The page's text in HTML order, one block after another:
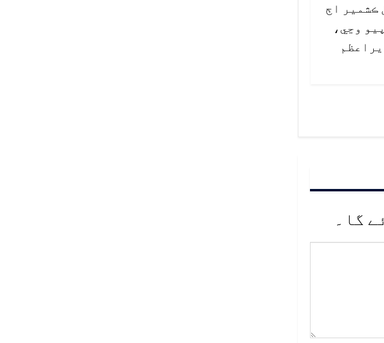
ڪشمير اڄ
وڃي،
گا۔